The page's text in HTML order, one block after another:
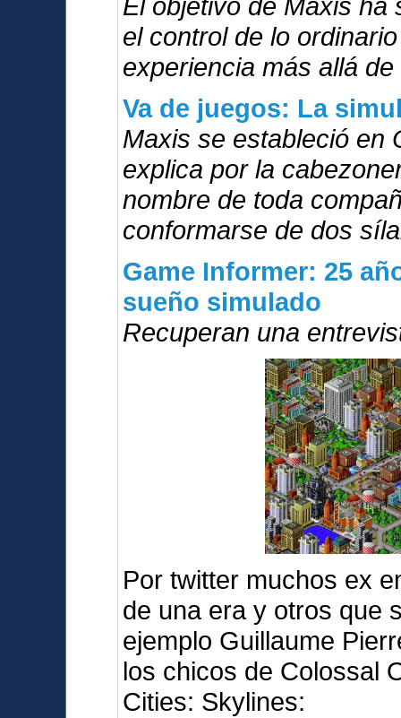
El objetivo de Maxis ha
el control de lo
experiencia más allá
Va de juegos: La
Maxis se estableció en
explica por la
nombre de toda
conformarse de dos
Game Informer: 25
sueño simulado
Recuperan una
Por twitter muchos ex
de una era y otros que
ejemplo Guillaume
los chicos de Colossal
Cities: Skylines: